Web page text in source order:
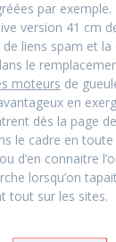
par
version 41 cm
liens spam et la
le
moteurs de
en
dès la page
le cadre en
d’en connaitre
lorsqu’on
tout sur les sites.